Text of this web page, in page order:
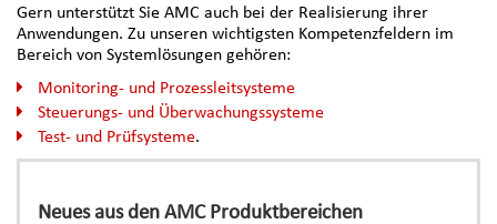
Gern unterstützt Sie AMC auch bei der Realisierung ihrer
Anwendungen. Zu unseren wichtigsten Kompetenzfeldern im
Bereich von Systemlösungen gehören:
Monitoring- und Prozessleitsysteme
Steuerungs- und Überwachungssysteme
Test- und Prüfsysteme.
Neues aus den AMC Produktbereichen